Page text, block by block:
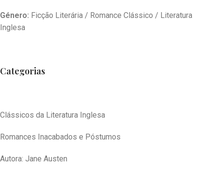
Género: Ficção Literária / Romance Clássico / Literatura
Inglesa
Categorias
Clássicos da Literatura Inglesa
Romances Inacabados e Póstumos
Autora: Jane Austen